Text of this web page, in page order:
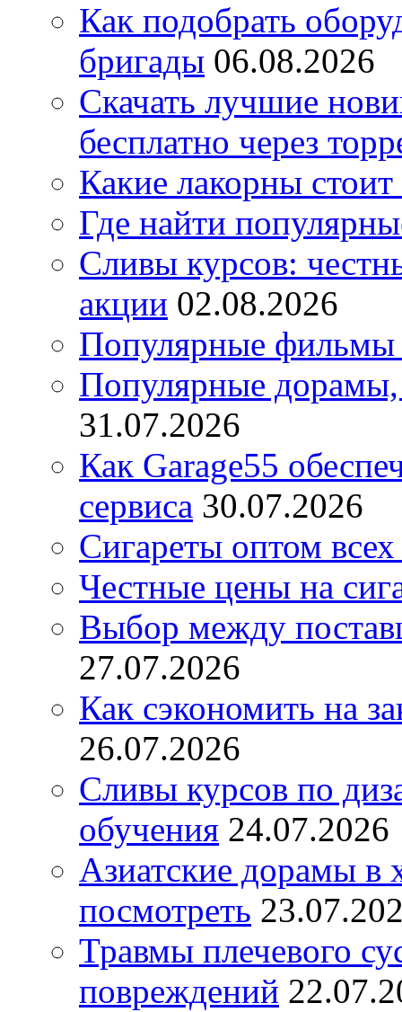
Как подобрать
бригады 06.08.2026
Скачать лучшие
бесплатно через
Какие лакорны стоит
Где найти
Сливы курсов:
акции 02.08.2026
Популярные фильмы
Популярные дорамы,
31.07.2026
Как Garage55
сервиса 30.07.2026
Сигареты оптом
Честные цены на
Выбор между
27.07.2026
Как сэкономить на
26.07.2026
Сливы курсов по
обучения 24.07.2026
Азиатские дорамы в
посмотреть
Травмы плечевого
повреждений